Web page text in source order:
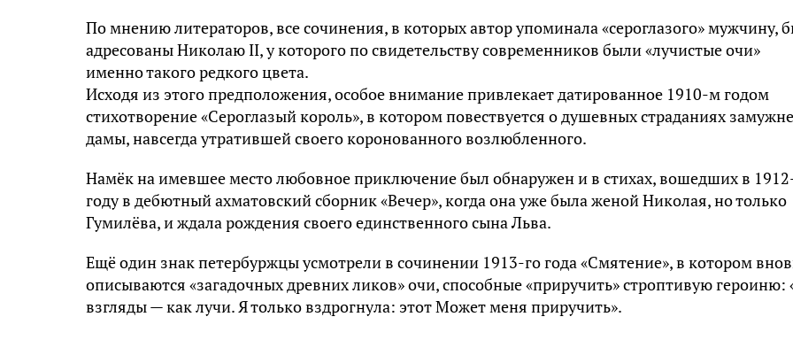
По мнению литераторов, все сочинения, в которых автор упоминала «сероглазого» мужчину,
адресованы Николаю II, у которого по свидетельству современников были «лучистые очи»
именно такого редкого цвета.
Исходя из этого предположения, особое внимание привлекает датированное 1910-м годом
стихотворение «Сероглазый король», в котором повествуется о душевных страданиях
дамы, навсегда утратившей своего коронованного возлюбленного.
Намёк на имевшее место любовное приключение был обнаружен и в стихах, вошедших в
году в дебютный ахматовский сборник «Вечер», когда она уже была женой Николая, но только
Гумилёва, и ждала рождения своего единственного сына Льва.
Ещё один знак петербуржцы усмотрели в сочинении 1913-го года «Смятение», в котором
описываются «загадочных древних ликов» очи, способные «приручить» строптивую героиню:
взгляды — как лучи. Я только вздрогнула: этот Может меня приручить».